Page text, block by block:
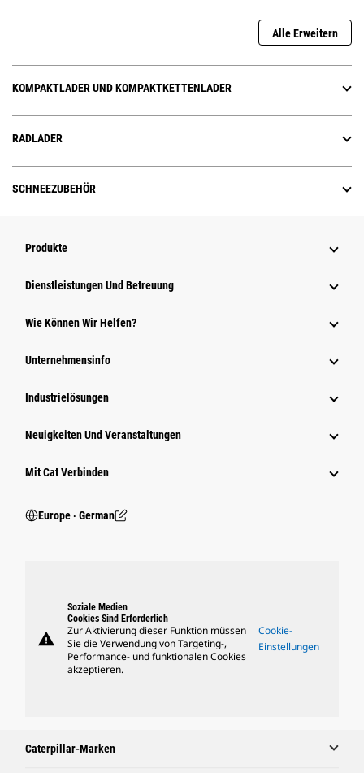
Alle Erweitern
KOMPAKTLADER UND KOMPAKTKETTENLADER
RADLADER
SCHNEEZUBEHÖR
Produkte
Dienstleistungen Und Betreuung
Wie Können Wir Helfen?
Unternehmensinfo
Industrielösungen
Neuigkeiten Und Veranstaltungen
Mit Cat Verbinden
Europe ‧ German
warning
Soziale Medien
Cookies Sind Erforderlich
Zur Aktivierung dieser Funktion müssen
Sie die Verwendung von Targeting-,
Performance- und funktionalen Cookies
akzeptieren.
Cookie-
Einstellungen
Caterpillar-Marken